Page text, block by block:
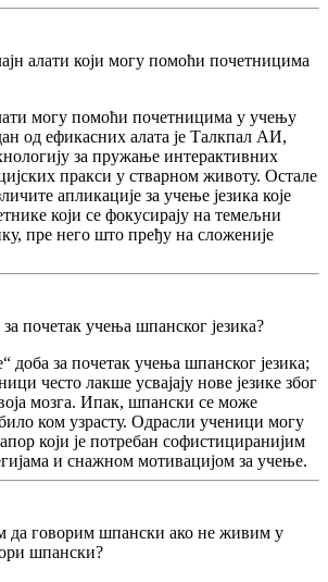
алати који могу помоћи почетницима
могу помоћи почетницима у учењу
од ефикасних алата је Талкпал АИ,
за пружање интерактивних
пракси у стварном животу. Остале
апликације за учење језика које
који се фокусирају на темељни
пре него што пређу на сложеније
за почетак учења шпанског језика?
доба за почетак учења шпанског језика;
често лакше усвајају нове језике због
мозга. Ипак, шпански се може
ком узрасту. Одрасли ученици могу
који је потребан софистициранијим
и снажном мотивацијом за учење.
да говорим шпански ако не живим у
шпански?